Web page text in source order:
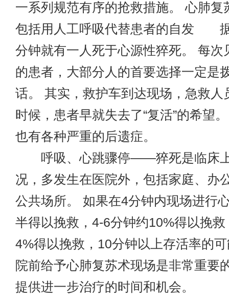
一系列规范有序的抢救措施。 心肺复
包括用人工呼吸代替患者的自发
分钟就有一人死于心源性猝死。 每次
的患者，大部分人的首要选择一定是
话。 其实，救护车到达现场，急救人
时候，患者早就失去了“复活”的希望
也有各种严重的后遗症。
呼吸、心跳骤停——猝死是临床上
况，多发生在医院外，包括家庭、办
公共场所。 如果在4分钟内现场进行
半得以挽救，4-6分钟约10%得以挽
4%得以挽救，10分钟以上存活率的
院前给予心肺复苏术现场是非常重要
提供进一步治疗的时间和机会。